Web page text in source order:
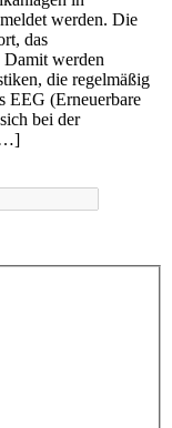
werden. Die
das
Damit werden
die regelmäßig
EEG (Erneuerbare
bei der